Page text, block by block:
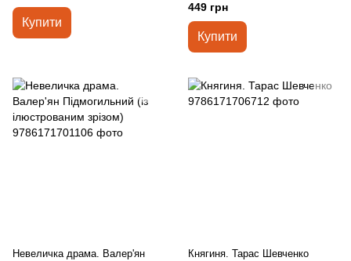
Купити
449 грн
Купити
Невеличка драма. Валер'ян
Княгиня. Тарас Шевченко